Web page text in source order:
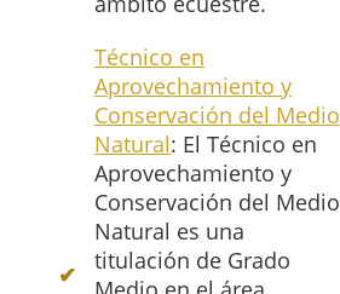
Técnico en
Aprovechamiento y
Conservación del Medio
Natural: El Técnico en
Aprovechamiento y
Conservación del Medio
Natural es una
titulación de Grado